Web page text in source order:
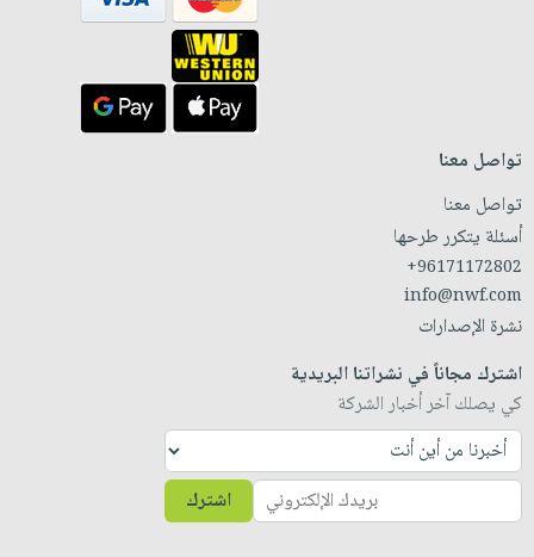
تواصل معنا
تواصل معنا
أسئلة يتكرر طرحها
+96171172802
info@nwf.com
نشرة الإصدارات
اشترك مجاناً في نشراتنا البريدية
كي يصلك آخر أخبار الشركة
اشترك